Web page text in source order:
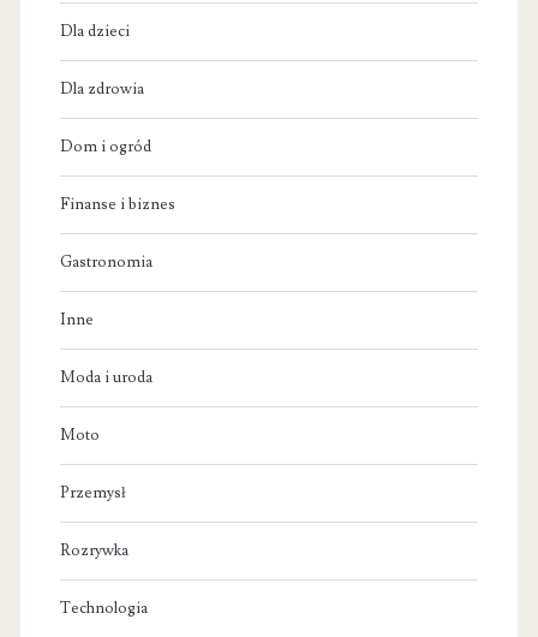
Dla dzieci
Dla zdrowia
Dom i ogród
Finanse i biznes
Gastronomia
Inne
Moda i uroda
Moto
Przemysł
Rozrywka
Technologia